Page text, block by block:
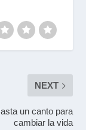
NEXT
un canto para
cambiar la vida